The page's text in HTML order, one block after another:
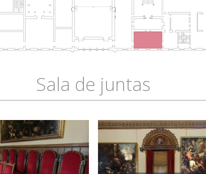
Sala de juntas